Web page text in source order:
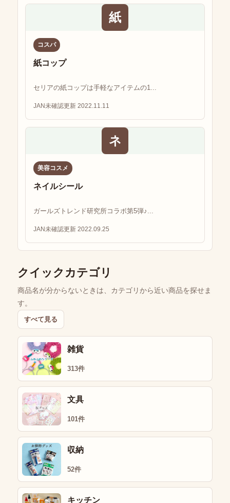
紙
コスパ
紙コップ
セリアの紙コップは手軽なアイテムの1...
JAN未確認更新 2022.11.11
ネ
美容コスメ
ネイルシール
ガールズトレンド研究所コラボ第5弾♪...
JAN未確認更新 2022.09.25
クイックカテゴリ
商品名が分からないときは、カテゴリから近い商品を探せま
す。
すべて見る
雑貨
313件
文具
101件
収納
52件
キッチン